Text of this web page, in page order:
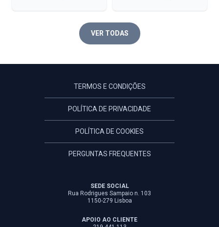
VER TODAS
TERMOS E CONDIÇÕES
POLÍTICA DE PRIVACIDADE
POLÍTICA DE COOKIES
PERGUNTAS FREQUENTES
SEDE SOCIAL
Rua Rodrigues Sampaio n. 103
1150-279 Lisboa
APOIO AO CLIENTE